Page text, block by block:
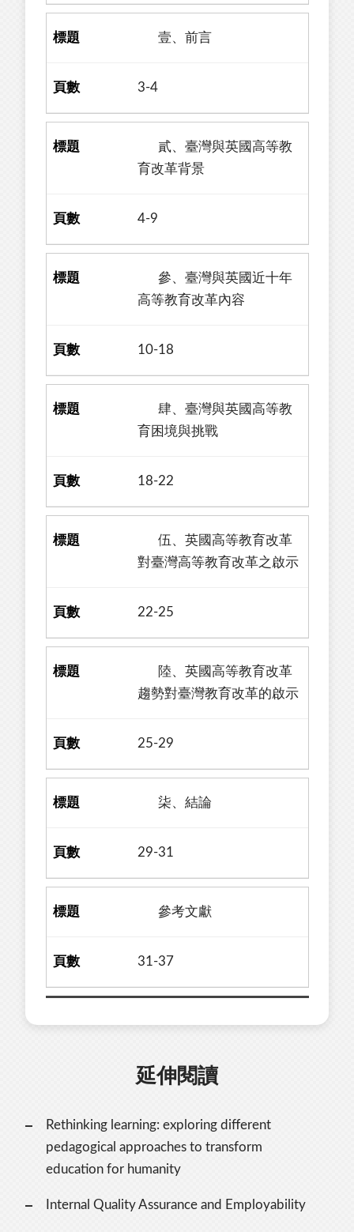
壹、前言
3-4
貳、臺灣與英國高等教
育改革背景
4-9
參、臺灣與英國近十年
高等教育改革內容
10-18
肆、臺灣與英國高等教
育困境與挑戰
18-22
伍、英國高等教育改革
對臺灣高等教育改革之啟示
22-25
陸、英國高等教育改革
趨勢對臺灣教育改革的啟示
25-29
柒、結論
29-31
參考文獻
31-37
延伸閱讀
Rethinking learning: exploring different
pedagogical approaches to transform
education for humanity
Internal Quality Assurance and Employability